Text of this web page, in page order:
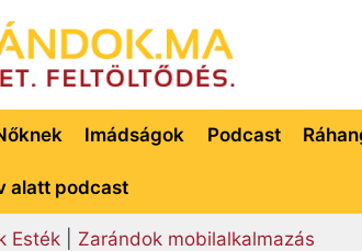
Imádságok Podcast
alatt podcast
Esték| Zarándok mobilalkalmazás